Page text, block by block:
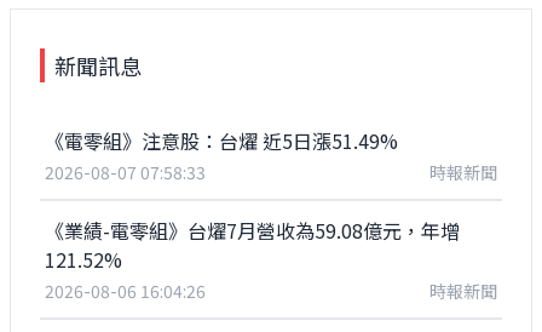
新聞訊息
《電零組》注意股：台燿 近5日漲51.49%
2026-08-07 07:58:33 時報新聞
《業績-電零組》台燿7月營收為59.08億元，年增
121.52%
2026-08-06 16:04:26 時報新聞